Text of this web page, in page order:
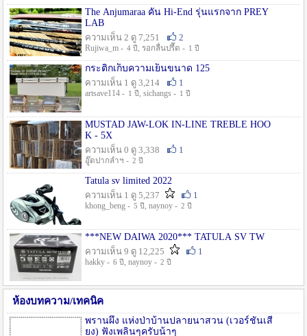
The Anjumaraa คัน Hi-End รุ่นแรกจาก PREY
LAB
ความเห็น 2 ดู 7,251
2
Rujiwa_m - 4 ปี , รอกลื่นปรื๊ด - 1 ปี
กระติกเก็บความเย็นขนาด 125
ความเห็น 1 ดู 3,214
1
artsave114 - 1 ปี , sichangs - 1 ปี
MUSTAD JAW-LOK IN-LINE TREBLE HOO
K - 5X
ความเห็น 0 ดู 3,338
1
อู๊ดปากลำฯ - 2 ปี
Tatula sv limited 2022
ความเห็น 1 ดู 5,237
1
khong_beng - 5 ปี , naynoy - 2 ปี
***NEW DAIWA 2020*** TATULA SV TW
ความเห็น 9 ดู 12,225
1
hakky - 6 ปี , naynoy - 2 ปี
ห้องบทความ/เทคนิค
พรานผึ้ง แห่งป่าบ้านปลายนาสวน (เวอร์ชั่นเสี
ยง) ฟังเพลินๆครับน้าๆ